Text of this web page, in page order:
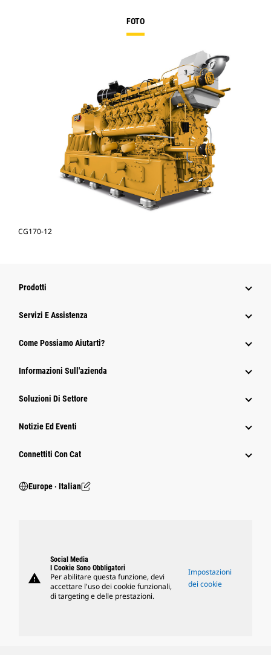
FOTO
CG170-12
Prodotti
Servizi E Assistenza
Come Possiamo Aiutarti?
Informazioni Sull'azienda
Soluzioni Di Settore
Notizie Ed Eventi
Connettiti Con Cat
Europe ‧ Italian
warning
Social Media
I Cookie Sono Obbligatori
Per abilitare questa funzione, devi
accettare l'uso dei cookie funzionali,
di targeting e delle prestazioni.
Impostazioni
dei cookie